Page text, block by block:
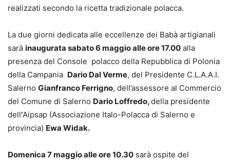
realizzati secondo la ricetta tradizionale polacca.
La due giorni dedicata alle eccellenze dei Babà artigianali
sarà inaugurata sabato 6 maggio alle ore 17.00 alla
presenza del Console polacco della Repubblica di Polonia
della Campania Dario Dal Verme, del Presidente C.L.A.A.I.
Salerno Gianfranco Ferrigno, dell’assessore al Commercio
del Comune di Salerno Dario Loffredo,della presidente
dell’Aipsap (Associazione Italo-Polacca di Salerno e
provincia) Ewa Widak.
Domenica 7 maggio alle ore 10.30 sarà ospite del